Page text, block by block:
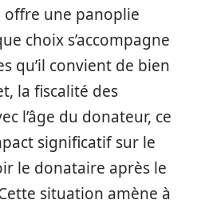
une panoplie
choix s’accompagne
qu’il convient de bien
la fiscalité des
l’âge du donateur, ce
significatif sur le
le donataire après le
situation amène à